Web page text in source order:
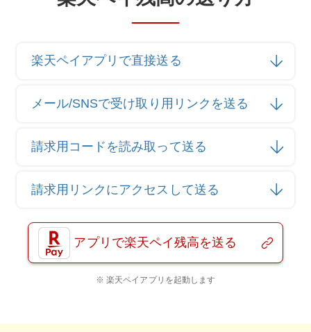
楽天ペイアプリで直接送る
メール/SNSで受け取り用リンクを送る
請求用コードを読み取って送る
請求用リンクにアクセスして送る
アプリで楽天ペイ残高を送る
楽天ペイアプリを起動します